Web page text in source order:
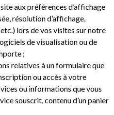
aux préférences d’affichage
résolution d’affichage,
lors de vos visites sur notre
de visualisation ou de
;
relatives à un formulaire que
ou accès à votre
ou informations que vous
souscrit, contenu d’un panier